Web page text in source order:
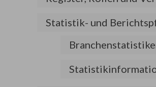
Statistik- und